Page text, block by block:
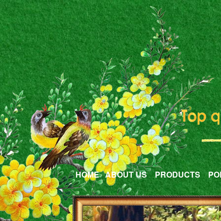
HOME ABOUT US PRODUCTS